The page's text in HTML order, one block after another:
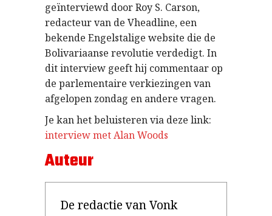
geïnterviewd door Roy S. Carson,
redacteur van de Vheadline, een
bekende Engelstalige website die de
Bolivariaanse revolutie verdedigt. In
dit interview geeft hij commentaar op
de parlementaire verkiezingen van
afgelopen zondag en andere vragen.
Je kan het beluisteren via deze link:
interview met Alan Woods
Auteur
De redactie van Vonk